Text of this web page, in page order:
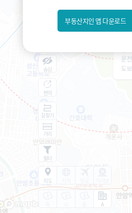
운전
도보
숨김
편의
길찾기
거리
필터
지도
A
부동산지인 앱 다운로드